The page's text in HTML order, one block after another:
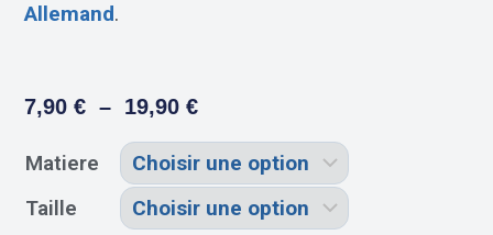
Allemand.
7,90€ – 19,90€
Matiere
Taille